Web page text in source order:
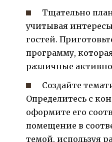
Тщательно
учитывая
гостей.
программу,
различные
Создайте
Определитесь с
оформите его
помещение в
темой, используя